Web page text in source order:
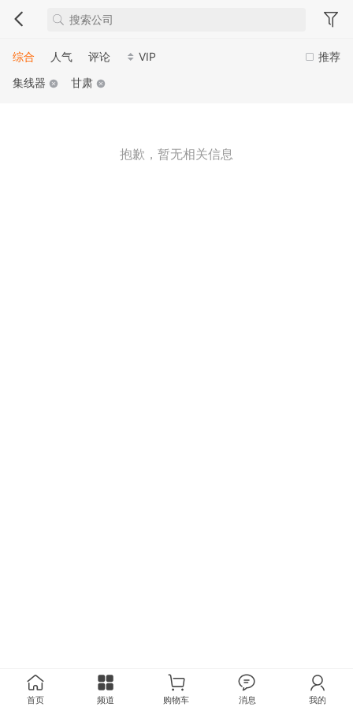
推荐
综合 人气 评论
VIP
集线器
甘肃
抱歉，暂无相关信息
首页 频道 购物车 消息 我的